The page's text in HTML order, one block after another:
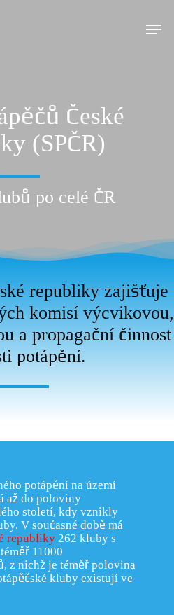
České
(SPČR)
po celé ČR
republiky zajišťuje
komisí výcvikovou,
a propagační činnost
potápění.
potápění na území
až do poloviny
století, kdy vznikly
V současné době má
republiky262 kluby s
11000
z nichž je téměř polovina
kluby existují ve